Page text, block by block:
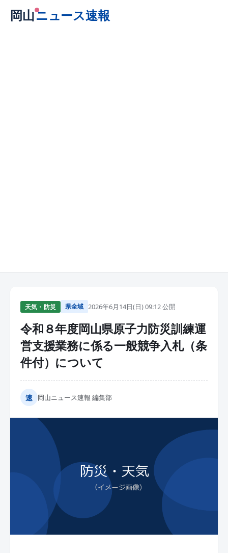
岡山ニュース速報
天気・防災 県全域 2026年6月14日(日) 09:12 公開
令和８年度岡山県原子力防災訓練運
営支援業務に係る一般競争入札（条
件付）について
速 岡山ニュース速報 編集部